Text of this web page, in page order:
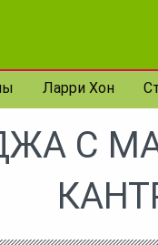
Ларри Хон
С